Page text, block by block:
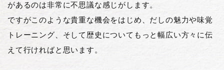
があるのは非常に不思議な感じがします。
ですがこのような貴重な機会をはじめ、だしの魅力や味覚
トレーニング、そして歴史についてもっと幅広い方々に伝
えて行ければと思います。